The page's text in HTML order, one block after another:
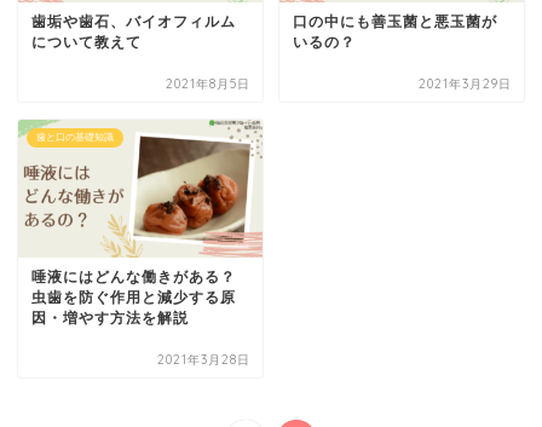
歯垢や歯石、バイオフィルム
について教えて
2021年8月5日
口の中にも善玉菌と悪玉菌が
いるの？
2021年3月29日
歯と口の基礎知識
唾液にはどんな働きがある？
虫歯を防ぐ作用と減少する原
因・増やす方法を解説
2021年3月28日